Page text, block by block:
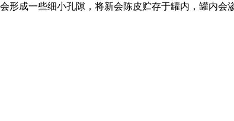
成一些细小孔隙，将新会陈皮贮存于罐内，罐内会